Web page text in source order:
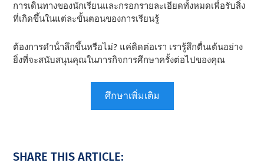
การเดินทางของนักเรียนและกรอกรายละเอียดทั้งหมดเพื่อรับสิ่ง
ที่เกิดขึ้นในแต่ละขั้นตอนของการเรียนรู้
ต้องการดําน้ําลึกขึ้นหรือไม่? แค่ติดต่อเรา เรารู้สึกตื่นเต้นอย่าง
ยิ่งที่จะสนับสนุนคุณในภารกิจการศึกษาครั้งต่อไปของคุณ
ศึกษาเพิ่มเติม
SHARE THIS ARTICLE: